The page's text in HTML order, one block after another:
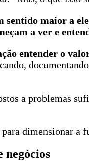
sentido maior a
a ver e
entender o
a problemas
para dimensionar a
negócios